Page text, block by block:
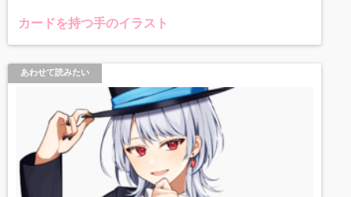
カードを持つ手のイラスト
あわせて読みたい